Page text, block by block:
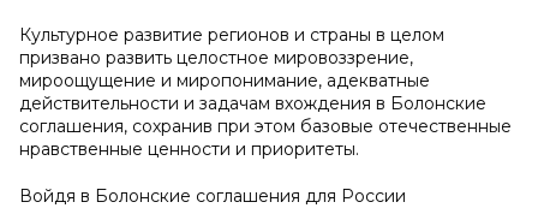
Культурное развитие регионов и страны в целом
призвано развить целостное мировоззрение,
мироощущение и миропонимание, адекватные
действительности и задачам вхождения в Болонские
соглашения, сохранив при этом базовые отечественные
нравственные ценности и приоритеты.
Войдя в Болонские соглашения для России